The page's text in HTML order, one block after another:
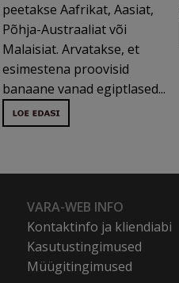
peetakse Aafrikat, Aasiat,
Põhja-Austraaliat või
Malaisiat. Arvatakse, et
esimestena proovisid
banaane vanad egiptlased...
VARA-WEB INFO
Kontaktinfo ja kliendiabi
Kasutustingimused
Müügitingimused